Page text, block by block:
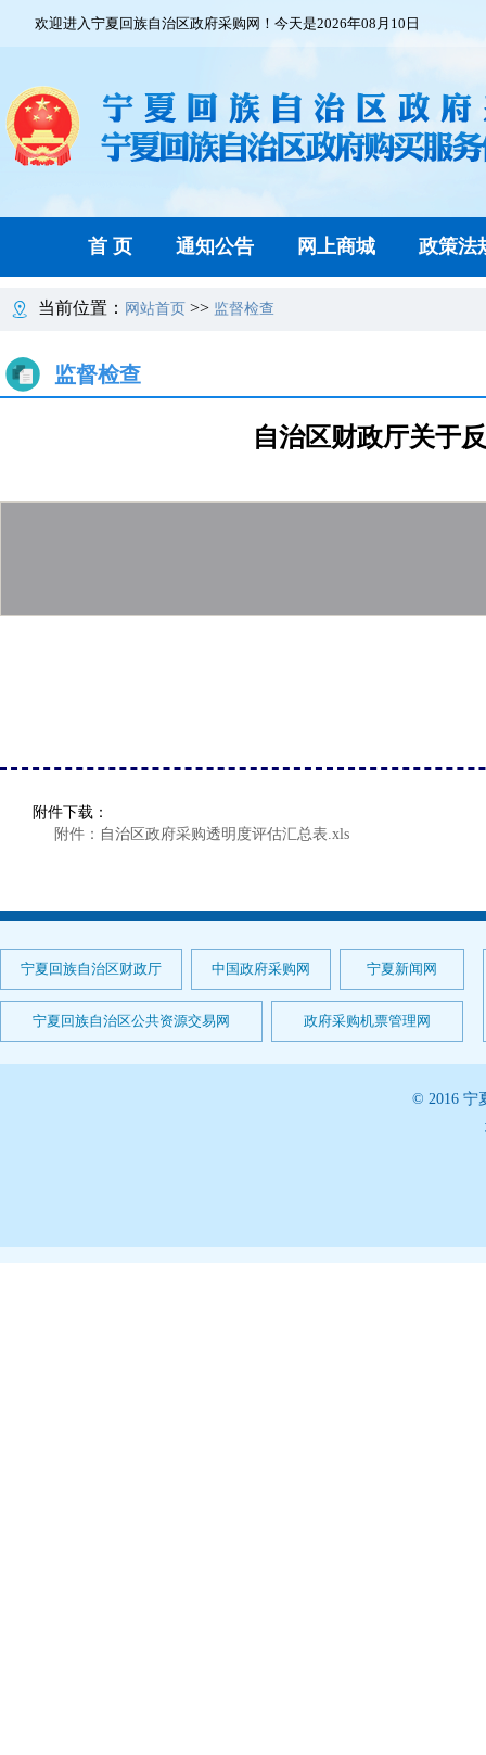
欢迎进入宁夏回族自治区政府采购网！今天是2026年08月10日
首 页 通知公告 网上商城 政策法
当前位置： 网站首页 >> 监督检查
监督检查
自治区财政厅关于
附件下载：
附件：自治区政府采购透明度评估汇总表.xls
宁夏回族自治区财政厅 中国政府采购网 宁夏新闻网
宁夏回族自治区公共资源交易网 政府采购机票管理网
© 2016 宁